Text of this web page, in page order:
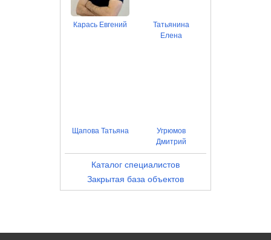
Карась Евгений
Татьянина
Елена
Щапова Татьяна
Угрюмов
Дмитрий
Каталог специалистов
Закрытая база объектов